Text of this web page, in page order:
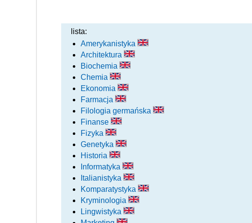
lista:
Amerykanistyka
Architektura
Biochemia
Chemia
Ekonomia
Farmacja
Filologia germańska
Finanse
Fizyka
Genetyka
Historia
Informatyka
Italianistyka
Komparatystyka
Kryminologia
Lingwistyka